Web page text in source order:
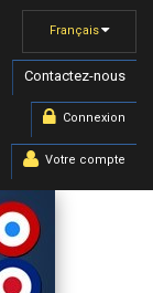
Français
Contactez-nous
Connexion
Votre compte